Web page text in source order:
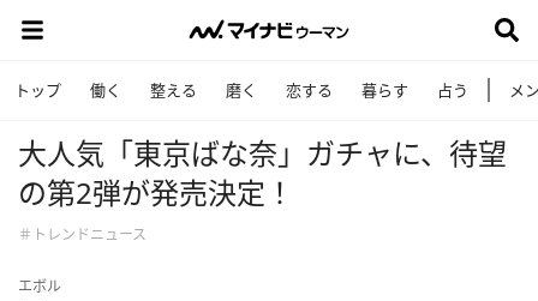
トップ 働く 整える 磨く 恋する 暮らす 占う メ
大人気「東京ばな奈」ガチャに、待望
の第2弾が発売決定！
＃トレンドニュース
エボル